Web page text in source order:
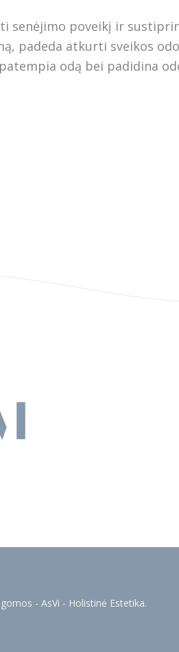
senėjimo poveikį ir
padeda atkurti sveikos
odą bei padidina
- AsVi - Holistinė Estetika.